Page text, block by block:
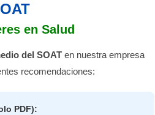
en Salud
del SOAT en nuestra empresa
recomendaciones:
PDF):